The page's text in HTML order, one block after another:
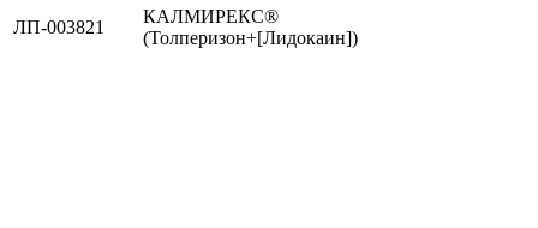
ЛП-003821
КАЛМИРЕКС®
(Толперизон+[Лидокаин])